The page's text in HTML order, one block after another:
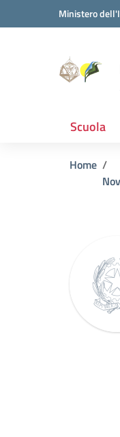
Ministero
Scuola
Home